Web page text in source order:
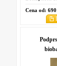
Cena od: